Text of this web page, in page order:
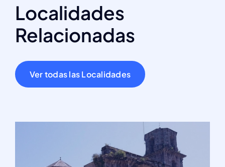
Localidades
Relacionadas
Ver todas las Localidades